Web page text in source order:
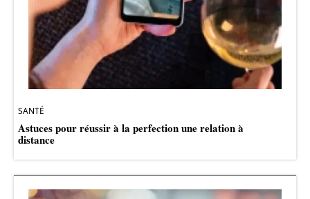
SANTÉ
Astuces pour réussir à la perfection une relation à
distance